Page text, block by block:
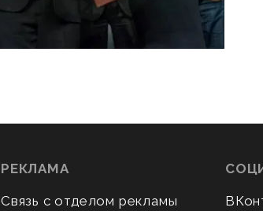
РЕКЛАМА
Связь с отделом рекламы